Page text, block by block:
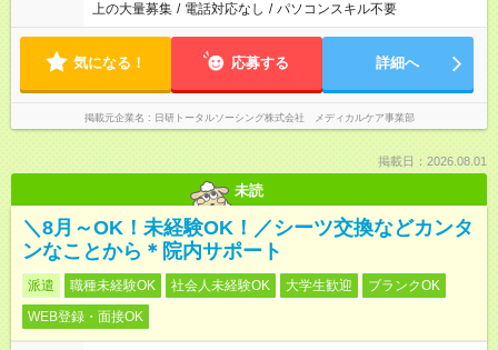
上の大量募集 / 電話対応なし / パソコンスキル不要
気になる！ 応募する 詳細へ
掲載元企業名 日研トータルソーシング株式会社 メディカルケア事業部
掲載日：2026.08.01
未読
＼8月～OK！未経験OK！／シーツ交換などカンタ
ンなことから＊院内サポート
派遣 職種未経験OK 社会人未経験OK 大学生歓迎
ブランクOK
WEB登録・面接OK